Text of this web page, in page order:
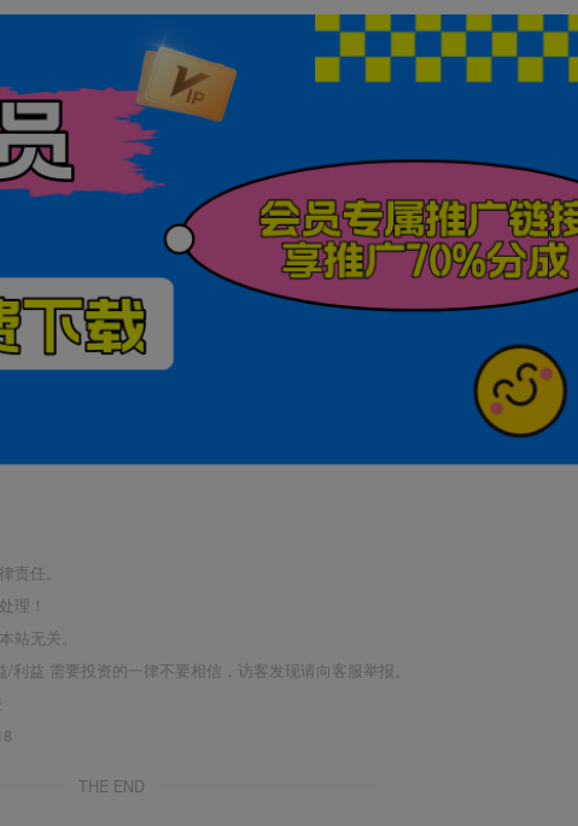
责任。
理！
站无关。
益 需要投资的一律不要相信，访客发现请向客服举报。
THE END